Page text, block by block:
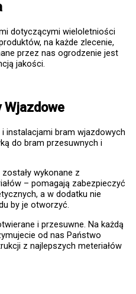
dotyczącymi wieloletniości
na każde zlecenie,
przez nas ogrodzenie jest
jakości.
Wjazdowe
instalacjami bram wjazdowych
do bram przesuwnych i
wykonane z
– pomagają zabezpieczyć
a w dodatku nie
by je otworzyć.
i przesuwne. Na każdą
od nas Państwo
z najlepszych meteriałów